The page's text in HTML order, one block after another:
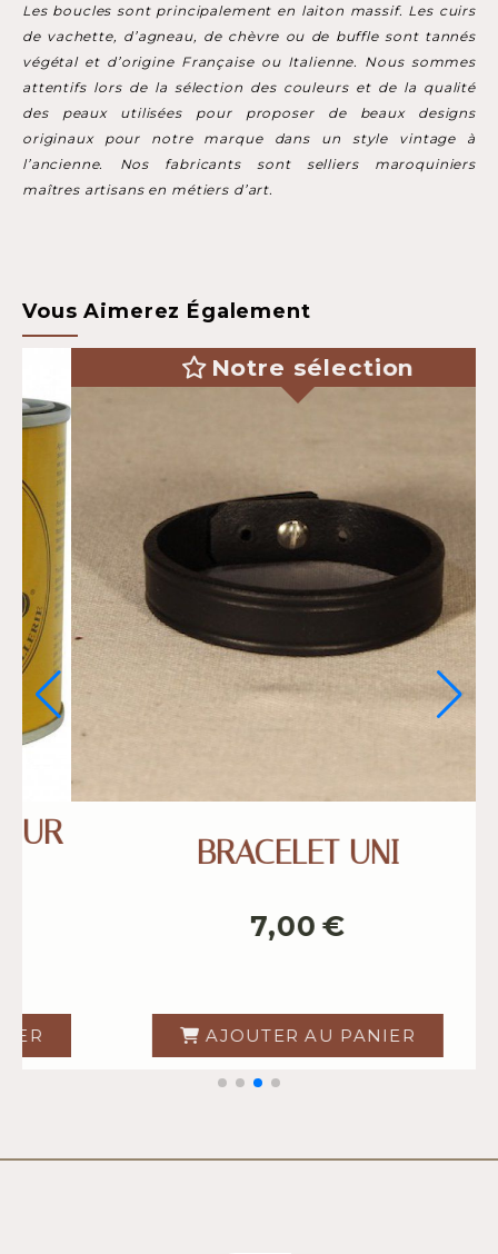
Les boucles sont principalement en laiton massif. Les cuirs
de vachette, d’agneau, de chèvre ou de buffle sont tannés
végétal et d’origine Française ou Italienne. Nous sommes
attentifs lors de la sélection des couleurs et de la qualité
des peaux utilisées pour proposer de beaux designs
originaux pour notre marque dans un style vintage à
l’ancienne. Nos fabricants sont selliers maroquiniers
maîtres artisans en métiers d’art.
Vous Aimerez Également
CEINTURE 25mm
39,00€
AJOUTER AU PANIER